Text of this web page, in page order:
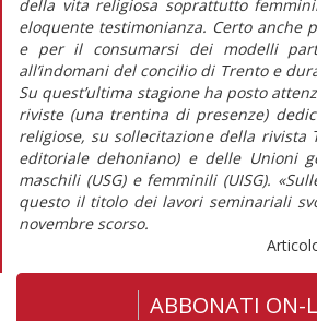
della vita religiosa soprattutto
eloquente testimonianza. Certo anche
e per il consumarsi dei modelli
all’indomani del concilio di Trento e
Su quest’ultima stagione ha posto
riviste (una trentina di presenze)
religiose, su sollecitazione della rivista
editoriale dehoniano) e delle Unioni
maschili (USG) e femminili (UISG).
questo il titolo dei lavori seminariali
novembre scorso.
ABBONATI ON-